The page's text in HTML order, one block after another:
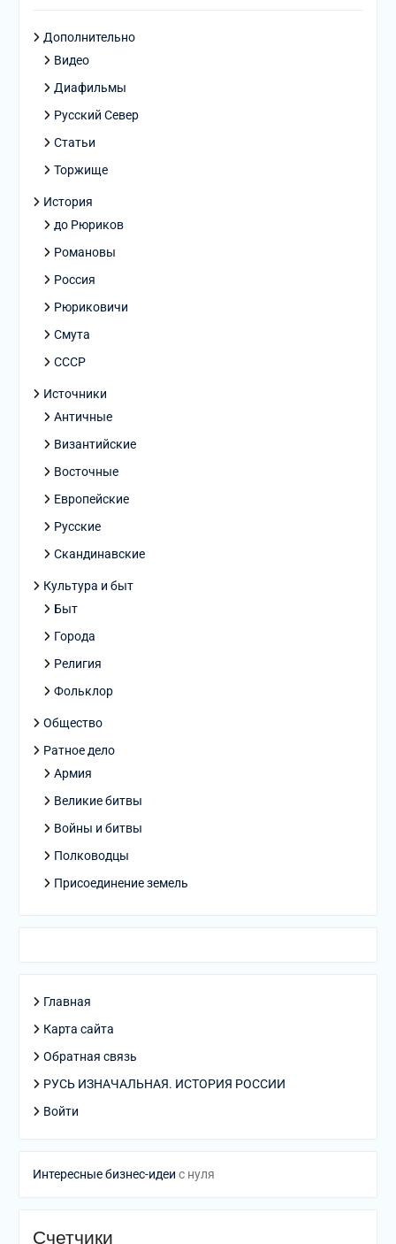
Дополнительно
Видео
Диафильмы
Русский Север
Статьи
Торжище
История
до Рюриков
Романовы
Россия
Рюриковичи
Смута
СССР
Источники
Античные
Византийские
Восточные
Европейские
Русские
Скандинавские
Культура и быт
Быт
Города
Религия
Фольклор
Общество
Ратное дело
Армия
Великие битвы
Войны и битвы
Полководцы
Присоединение земель
Главная
Карта сайта
Обратная связь
РУСЬ ИЗНАЧАЛЬНАЯ. ИСТОРИЯ РОССИИ
Войти
Интересные бизнес-идеи с нуля
Счетчики